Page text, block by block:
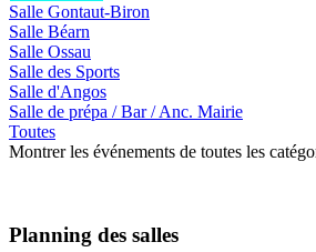
Salle Gontaut-Biron
Salle Béarn
Salle Ossau
Salle des Sports
Salle d'Angos
Salle de prépa / Bar / Anc. Mairie
Toutes
Montrer les événements de toutes les
Planning des salles